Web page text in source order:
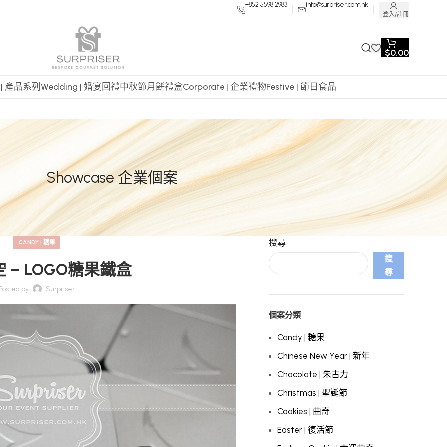
+852 5598 2983 info@surpriser.com.hk
登入/註冊
$0.00
產品系列 Wedding | 婚宴回禮中秋節月餅禮盒Corporate | 企業禮物Festive | 節日食品
Showcase 企業個案
CANDY | 糖果
– LOGO糖果鐵盒
by Surpriser
搜尋
搜
尋
個案分類
Candy | 糖果
Chinese New Year | 新年
Chocolate | 朱古力
Christmas | 聖誕節
Cookies | 曲奇
Easter | 復活節